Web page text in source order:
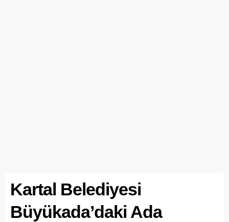
Kartal Belediyesi
Büyükada’daki Ada